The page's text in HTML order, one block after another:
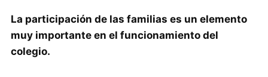
La participación de las familias es un elemento
muy importante en el funcionamiento del
colegio.